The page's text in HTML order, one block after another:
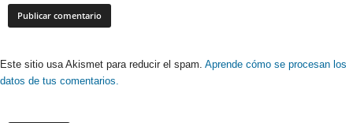
Este sitio usa Akismet para reducir el spam. Aprende cómo se procesan los
datos de tus comentarios.